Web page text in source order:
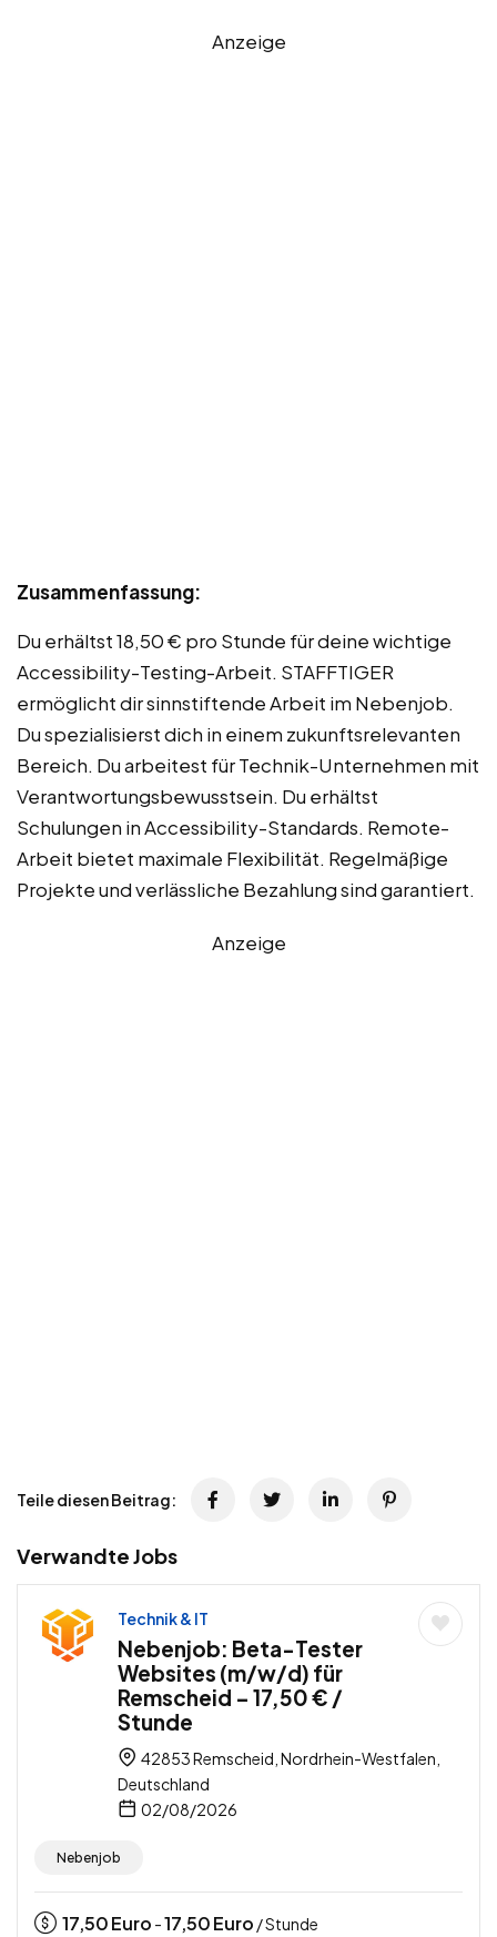
Anzeige
Zusammenfassung:
Du erhältst 18,50 € pro Stunde für deine wichtige
Accessibility-Testing-Arbeit. STAFFTIGER
ermöglicht dir sinnstiftende Arbeit im Nebenjob.
Du spezialisierst dich in einem zukunftsrelevanten
Bereich. Du arbeitest für Technik-Unternehmen mit
Verantwortungsbewusstsein. Du erhältst
Schulungen in Accessibility-Standards. Remote-
Arbeit bietet maximale Flexibilität. Regelmäßige
Projekte und verlässliche Bezahlung sind garantiert.
Anzeige
Teile diesen Beitrag:
Verwandte Jobs
Technik & IT
Nebenjob: Beta-Tester
Websites (m/w/d) für
Remscheid – 17,50 € /
Stunde
42853 Remscheid, Nordrhein-Westfalen,
Deutschland
02/08/2026
Nebenjob
17,50Euro -17,50Euro / Stunde